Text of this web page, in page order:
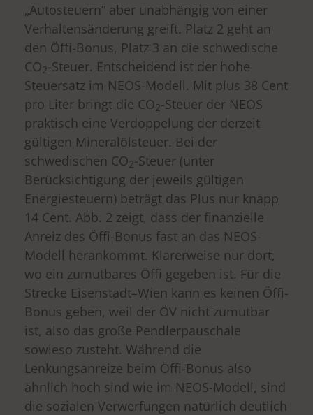
„Autosteuern“ aber unabhängig von einer
Verhaltensänderung greift. Platz 2 geht an
den Öffi-Bonus, Platz 3 an die schwedische
CO2-Steuer. Entscheidend ist der hohe
Steuersatz im NEOS-Modell. Mit plus 38 Cent
pro Liter bringt die CO2-Steuer der NEOS
praktisch eine Verdoppelung der derzeit
gültigen Mineralölsteuer. Bei der
schwedischen CO2-Steuer (unter
Berücksichtigung der jeweils gültigen
Energiesteuern) beträgt das Plus nur knapp
14 Cent. Abb. 2 zeigt, dass der finanzielle
Anreiz des Öffi-Bonus fast an das NEOS-
Modell herankommt. Klarerweise nur dort,
wo ein zumutbares Öffi gegeben ist. Für die
Strecke Eisenstadt–Wien kann es keinen Öffi-
Bonus geben, weil der ÖV nicht zumutbar
ist, also das große Pendlerpauschale
sowieso zusteht. Während die
Lenkungsanreize beim Öffi-Bonus also
ähnlich hoch sind wie im NEOS-Modell, sind
die sozialen Verwerfungen natürlich deutlich